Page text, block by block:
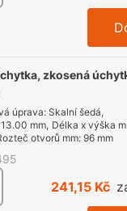
zkosená
úprava: Skalní šedá,
13.00 mm, Délka x výška
otvorů mm:96 mm
241,15 Kč